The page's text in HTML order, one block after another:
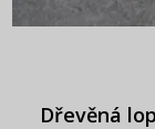
Dřevěná